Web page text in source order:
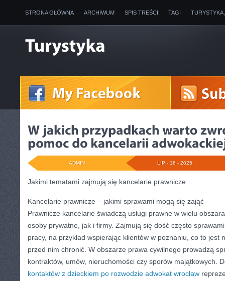
STRONA GŁÓWNA ARCHIWUM SPIS TREŚCI TAGI
LIP - 16 - 2025
ADMIN
Jakimi tematami zajmują się kancelarie prawnicze
Kancelarie prawnicze – jakimi sprawami mogą się zająć
Prawnicze kancelarie świadczą usługi prawne w wielu
osoby prywatne, jak i firmy. Zajmują się dość często
pracy, na przykład wspierając klientów w poznaniu, co to jest
przed nim chronić. W obszarze prawa cywilnego prowadzą
kontraktów, umów, nieruchomości czy sporów majątkowych.
kontaktów z dzieckiem po rozwodzie adwokat wrocław